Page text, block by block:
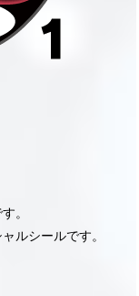
す。
ャルシールです。